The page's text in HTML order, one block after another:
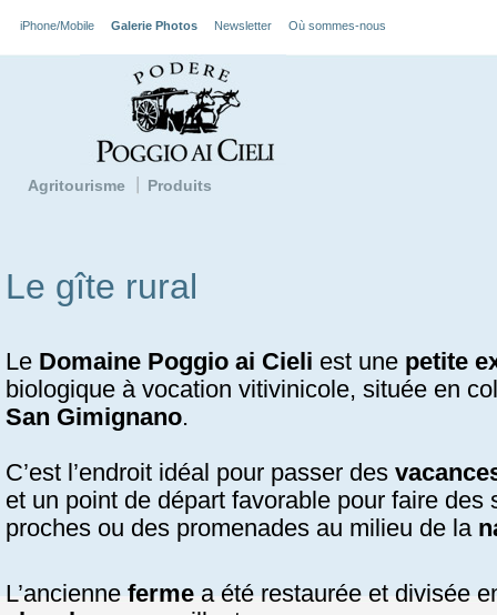
iPhone/Mobile Galerie Photos Newsletter Où sommes-nous
Agritourisme Produits
Le gîte rural
Le Domaine Poggio ai Cieli est une petite
biologique à vocation vitivinicole, située en
San Gimignano.
C’est l’endroit idéal pour passer des
et un point de départ favorable pour faire
proches ou des promenades au milieu de la
L’ancienne ferme a été restaurée et divisée